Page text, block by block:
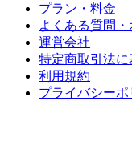
プラン・料金
よくある質問
運営会社
特定商取引法
利用規約
プライバシーポ